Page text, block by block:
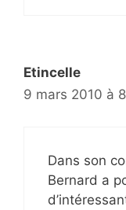
Etincelle
9 mars 2010 à
Dans son
Bernard a